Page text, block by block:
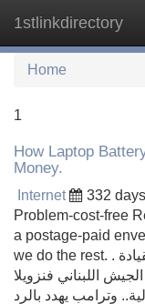
1stlinkdirectory
Home
1
How Laptop
Money.
Internet 332
Problem-cost-free
a postage-paid
we do the rest. . صور قائد الجيش اللبناني يبحث مع قائد القيادة
اللبناني فنزويلا
وترامب يهدد بالرد